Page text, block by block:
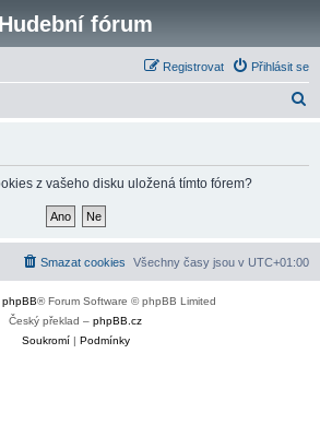
Hudební fórum
Přihlásit se
Registrovat
z vašeho disku uložená tímto fórem?
Všechny časy jsou v UTC+01:00
Smazat cookies
phpBB® Forum Software © phpBB Limited
Český překlad – phpBB.cz
Soukromí| Podmínky